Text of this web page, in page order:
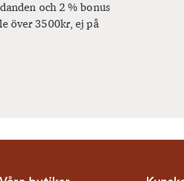
och 2 % bonus
över 3500kr, ej på